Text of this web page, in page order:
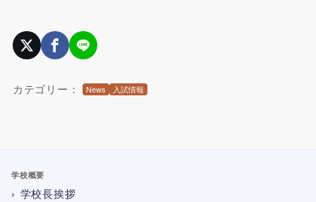
カテゴリー： News 入試情報
学校概要
学校長挨拶